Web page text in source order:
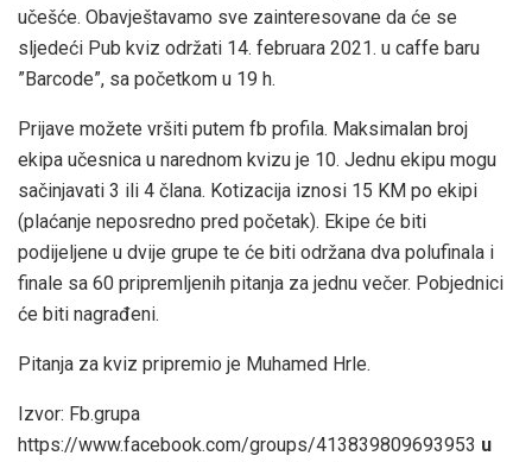
učešće. Obavještavamo sve zainteresovane da će se
sljedeći Pub kviz održati 14. februara 2021. u caffe baru
”Barcode”, sa početkom u 19 h.
Prijave možete vršiti putem fb profila. Maksimalan broj
ekipa učesnica u narednom kvizu je 10. Jednu ekipu mogu
sačinjavati 3 ili 4 člana. Kotizacija iznosi 15 KM po ekipi
(plaćanje neposredno pred početak). Ekipe će biti
podijeljene u dvije grupe te će biti održana dva polufinala i
finale sa 60 pripremljenih pitanja za jednu večer. Pobjednici
će biti nagrađeni.
Pitanja za kviz pripremio je Muhamed Hrle.
Izvor: Fb.grupa
https://www.facebook.com/groups/413839809693953 u